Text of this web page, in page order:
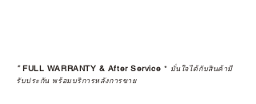
*FULL WARRANTY & After Service * มั่นใจได้กับสินค้ามี
รับประกัน พร้อมบริการหลังการขาย